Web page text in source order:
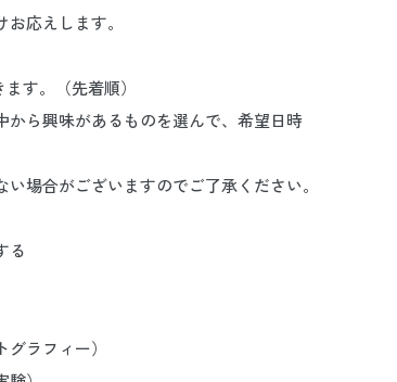
応えします。
す。（先着順）
興味があるものを選んで、希望日時
合がございますのでご了承ください。
る
ラフィー）